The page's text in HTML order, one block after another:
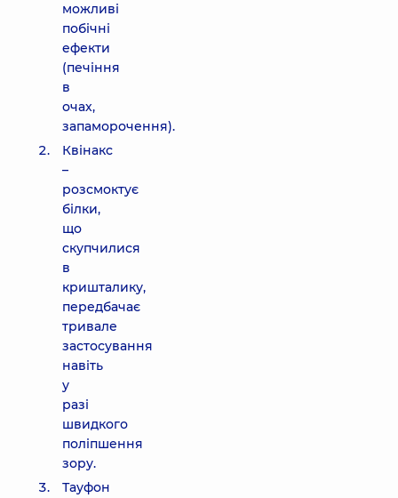
можливі
побічні
ефекти
(печіння
в
очах,
запаморочення).
Квінакс
–
розсмоктує
білки,
що
скупчилися
в
кришталику,
передбачає
тривале
застосування
навіть
у
разі
швидкого
поліпшення
зору.
Тауфон